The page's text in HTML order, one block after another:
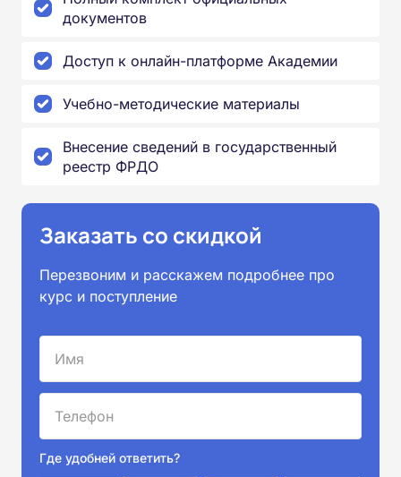
документов
Доступ к онлайн-платформе Академии
Учебно-методические материалы
Внесение сведений в государственный
реестр ФРДО
Заказать со скидкой
Перезвоним и расскажем подробнее про
курс и поступление
Где удобней ответить?